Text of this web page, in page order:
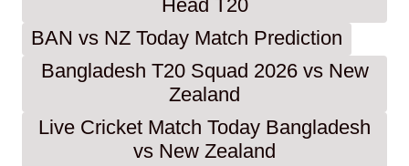
Head T20
BAN vs NZ Today Match Prediction
Bangladesh T20 Squad 2026 vs New
Zealand
Live Cricket Match Today Bangladesh
vs New Zealand